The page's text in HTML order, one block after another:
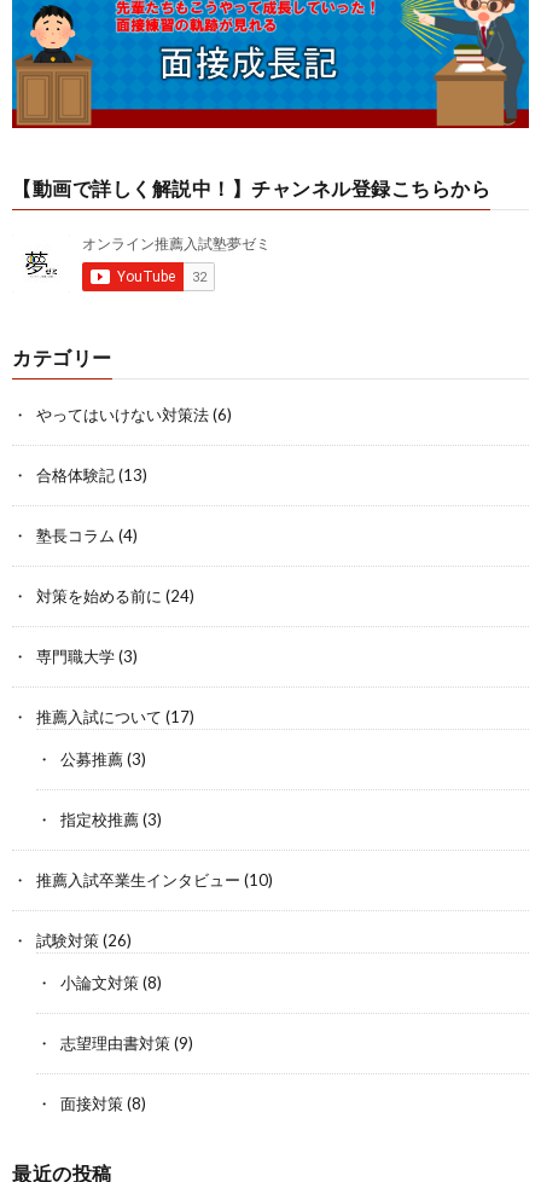
【動画で詳しく解説中！】チャンネル登録こちらから
カテゴリー
やってはいけない対策法(6)
合格体験記(13)
塾長コラム (4)
対策を始める前に (24)
専門職大学(3)
推薦入試について (17)
公募推薦(3)
指定校推薦(3)
推薦入試卒業生インタビュー (10)
試験対策(26)
小論文対策(8)
志望理由書対策(9)
面接対策(8)
最近の投稿